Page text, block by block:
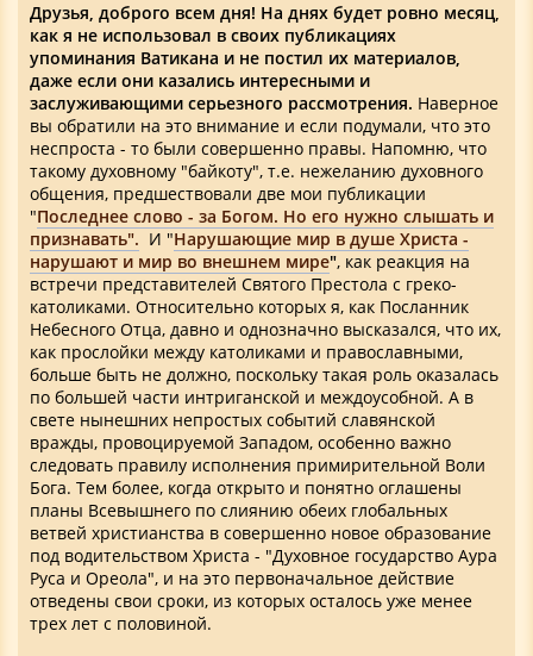
Друзья, доброго всем дня! На днях будет ровно месяц,
как я не использовал в своих публикациях
упоминания Ватикана и не постил их материалов,
даже если они казались интересными и
заслуживающими серьезного рассмотрения. Наверное
вы обратили на это внимание и если подумали, что это
неспроста - то были совершенно правы. Напомню, что
такому духовному "байкоту", т.е. нежеланию духовного
общения, предшествовали две мои публикации
"Последнее слово - за Богом. Но его нужно слышать и
признавать". И "Нарушающие мир в душе Христа -
нарушают и мир во внешнем мире", как реакция на
встречи представителей Святого Престола с греко-
католиками. Относительно которых я, как Посланник
Небесного Отца, давно и однозначно высказался, что их,
как прослойки между католиками и православными,
больше быть не должно, поскольку такая роль оказалась
по большей части интриганской и междоусобной. А в
свете нынешних непростых событий славянской
вражды, провоцируемой Западом, особенно важно
следовать правилу исполнения примирительной Воли
Бога. Тем более, когда открыто и понятно оглашены
планы Всевышнего по слиянию обеих глобальных
ветвей христианства в совершенно новое образование
под водительством Христа - "Духовное государство Аура
Руса и Ореола", и на это первоначальное действие
отведены свои сроки, из которых осталось уже менее
трех лет с половиной.